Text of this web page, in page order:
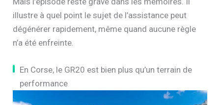
illustre à quel point le sujet de l’assistance peut
dégénérer rapidement, même quand aucune règle
n’a été enfreinte.
En Corse, le GR20 est bien plus qu’un terrain de
performance